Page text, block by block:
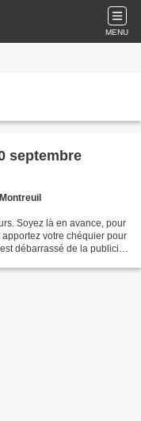
MENU
septembre
Soyez là en avance, pour
votre chéquier pour
débarrassé de la publicité